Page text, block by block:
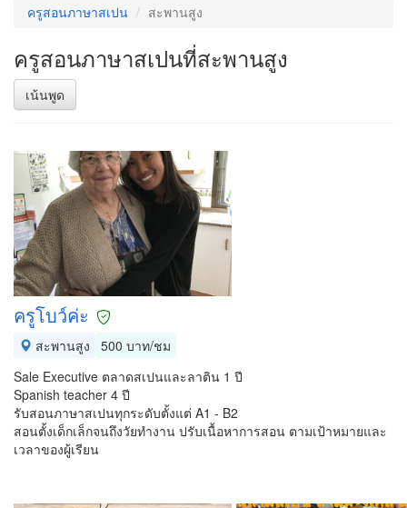
ครูสอนภาษาสเปน สะพานสูง
ครูสอนภาษาสเปนที่สะพานสูง
เน้นพูด
ครูโบว์ค่ะ
สะพานสูง
500 บาท/ชม
Sale Executive ตลาดสเปนและลาติน 1 ปี
Spanish teacher 4 ปี
รับสอนภาษาสเปนทุกระดับตั้งแต่ A1 - B2
สอนตั้งเด็กเล็กจนถึงวัยทำงาน ปรับเนื้อหาการสอน ตามเป้าหมายและ
เวลาของผู้เรียน